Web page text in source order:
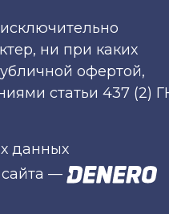
ни при каких
офертой,
статьи 437 (2)
данных
—